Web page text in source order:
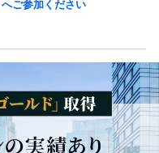
ご参加ください